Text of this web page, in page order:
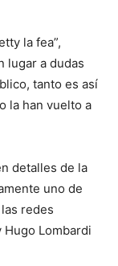
la fea”,
lugar a dudas
tanto es así
la han vuelto a
detalles de la
uno de
redes
Hugo Lombardi